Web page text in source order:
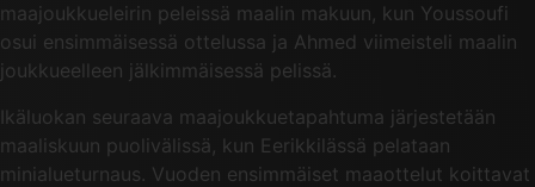
maajoukkueleirin peleissä maalin makuun, kun Youssoufi
osui ensimmäisessä ottelussa ja Ahmed viimeisteli maalin
joukkueelleen jälkimmäisessä pelissä.
Ikäluokan seuraava maajoukkuetapahtuma järjestetään
maaliskuun puolivälissä, kun Eerikkilässä pelataan
minialueturnaus. Vuoden ensimmäiset maaottelut koittavat